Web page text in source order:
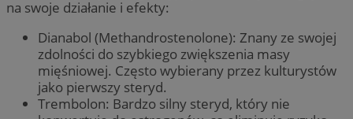
na swoje działanie i efekty:
Dianabol (Methandrostenolone): Znany ze swojej
zdolności do szybkiego zwiększenia masy
mięśniowej. Często wybierany przez kulturystów
jako pierwszy steryd.
Trembolon: Bardzo silny steryd, który nie